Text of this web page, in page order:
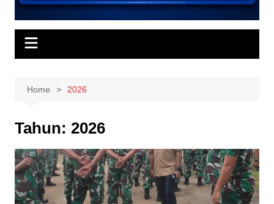
Home 2026
Tahun: 2026